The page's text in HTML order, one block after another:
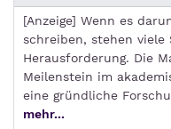
[Anzeige] Wenn es
schreiben, stehen viele
Herausforderung. Die
Meilenstein im
eine gründliche
mehr...